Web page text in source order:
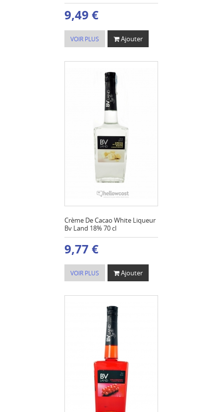
9,49 €
VOIR PLUS Ajouter
Crème De Cacao White Liqueur
Bv Land 18% 70 cl
9,77 €
VOIR PLUS Ajouter